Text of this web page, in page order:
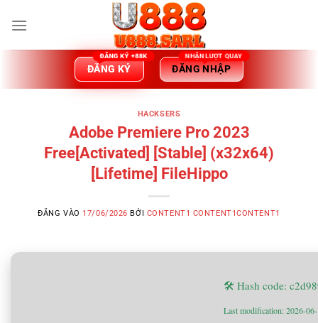
qua
ĐĂNG KÝ ĐĂNG NHẬP
HACKSERS
Adobe Premiere Pro 2023
Free[Activated] [Stable] (x32x64)
[Lifetime] FileHippo
ĐĂNG VÀO 17/06/2026 BỞI CONTENT1 CONTENT1CONTENT1
🛠 Hash code:
Last modification: 2026-